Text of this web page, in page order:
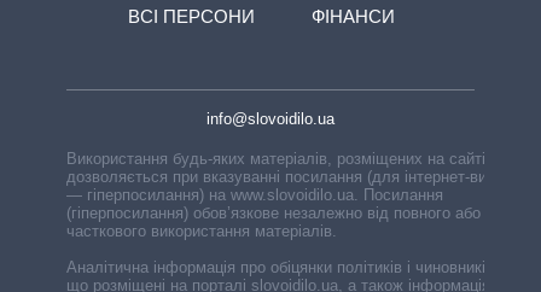
ВСІ ПЕРСОНИ
ФІНАНСИ
info@slovoidilo.ua
Використання будь-яких матеріалів, розміщених на сайті,
дозволяється при вказуванні посилання (для інтернет-видань
— гіперпосилання) на www.slovoidilo.ua. Посилання
(гіперпосилання) обов’язкове незалежно від повного або
часткового використання матеріалів.
Аналітична інформація про обіцянки політиків і чиновників,
що розміщені на порталі slovoidilo.ua, а також інформація про